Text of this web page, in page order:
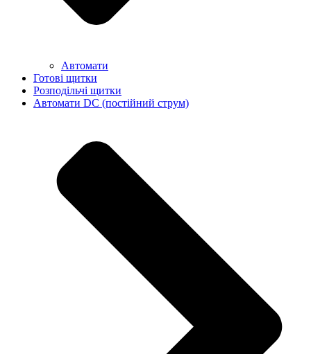
Автомати
Готові щитки
Розподільчі щитки
Автомати DC (постійний струм)